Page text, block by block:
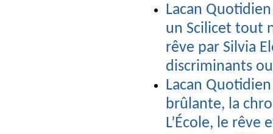
Lacan
un Scilicet tout
rêve par Silvia
discriminants
Lacan
brûlante, la
L’École, le